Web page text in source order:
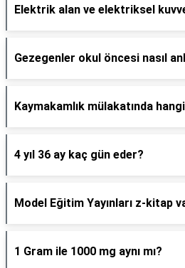
Elektrik alan ve elektriksel
Gezegenler okul öncesi nasıl
Kaymakamlık mülakatında
4 yıl 36 ay kaç gün eder?
Model Eğitim Yayınları z-kitap
1 Gram ile 1000 mg aynı mı?